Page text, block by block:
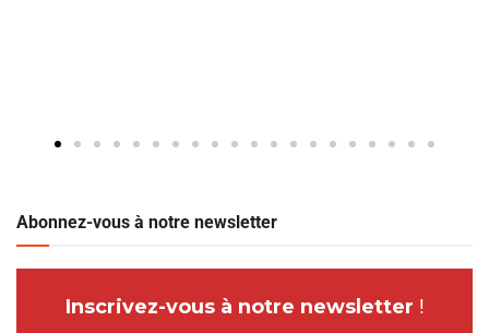
Abonnez-vous à notre newsletter
Inscrivez-vous à notre newsletter !